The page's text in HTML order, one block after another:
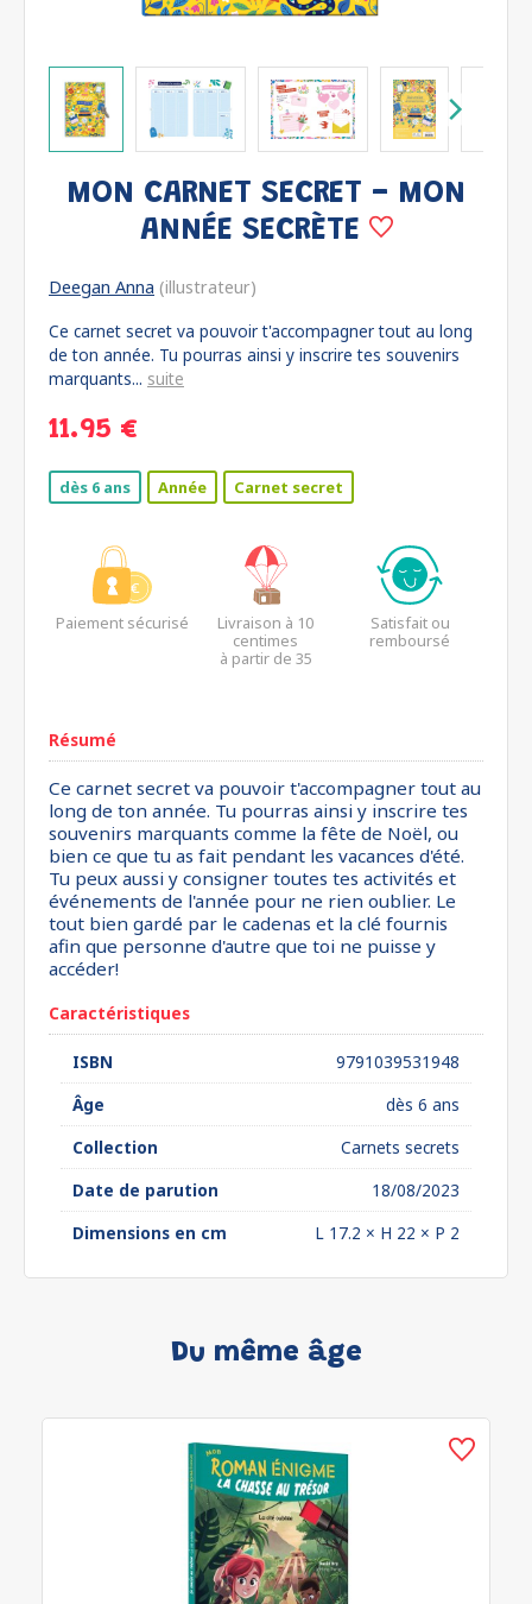
MON CARNET SECRET - MON
ANNÉE SECRÈTE
Deegan Anna (illustrateur)
Ce carnet secret va pouvoir t'accompagner tout au long
de ton année. Tu pourras ainsi y inscrire tes souvenirs
marquants... suite
11.95 €
dès 6 ans Année Carnet secret
Paiement sécurisé
Livraison à 10
centimes
à partir de 35
Satisfait ou
remboursé
Résumé
Ce carnet secret va pouvoir t'accompagner tout au
long de ton année. Tu pourras ainsi y inscrire tes
souvenirs marquants comme la fête de Noël, ou
bien ce que tu as fait pendant les vacances d'été.
Tu peux aussi y consigner toutes tes activités et
événements de l'année pour ne rien oublier. Le
tout bien gardé par le cadenas et la clé fournis
afin que personne d'autre que toi ne puisse y
accéder!
Caractéristiques
ISBN
9791039531948
Âge
dès 6 ans
Collection
Carnets secrets
Date de parution
18/08/2023
Dimensions en cm
L 17.2 × H 22 × P 2
Du même âge